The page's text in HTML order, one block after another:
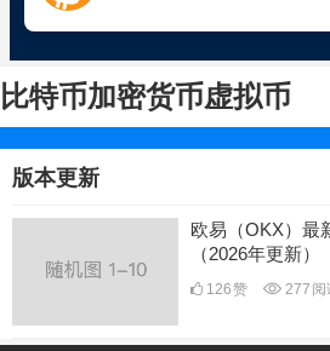
比特币加密货币虚拟币
版本更新
欧易（OKX）最
（2026年更新）
126赞 277 阅